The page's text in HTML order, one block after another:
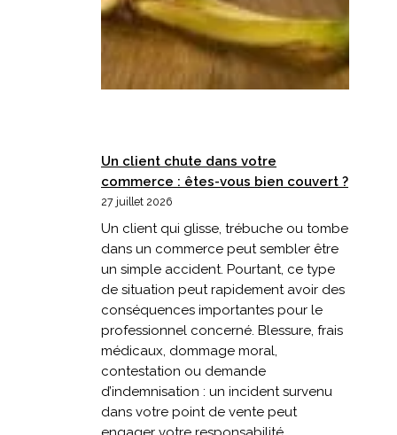
Un client chute dans votre
commerce : êtes-vous bien couvert ?
27 juillet 2026
Un client qui glisse, trébuche ou tombe
dans un commerce peut sembler être
un simple accident. Pourtant, ce type
de situation peut rapidement avoir des
conséquences importantes pour le
professionnel concerné. Blessure, frais
médicaux, dommage moral,
contestation ou demande
d’indemnisation : un incident survenu
dans votre point de vente peut